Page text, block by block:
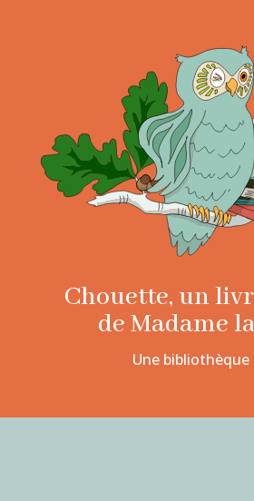
Chouette, un
de Madame
Une